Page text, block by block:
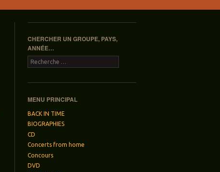
CHERCHER UN GROUPE, PAYS,
ANNÉE…
Recherche
MENU PRINCIPAL
BACK IN TIME
BIOGRAPHIES
CD
Concerts from home
Concours
DVD